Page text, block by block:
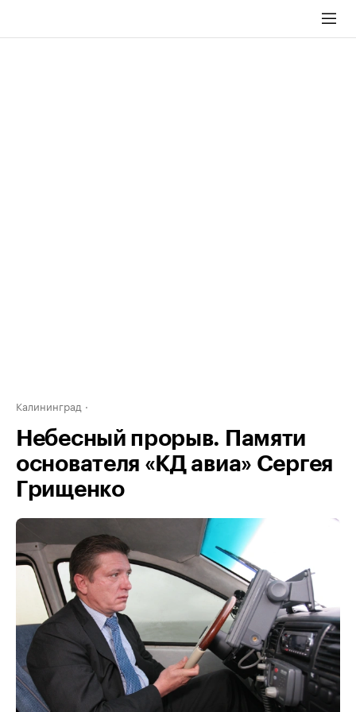
Калининград
Небесный прорыв. Памяти
основателя «КД авиа» Сергея
Грищенко